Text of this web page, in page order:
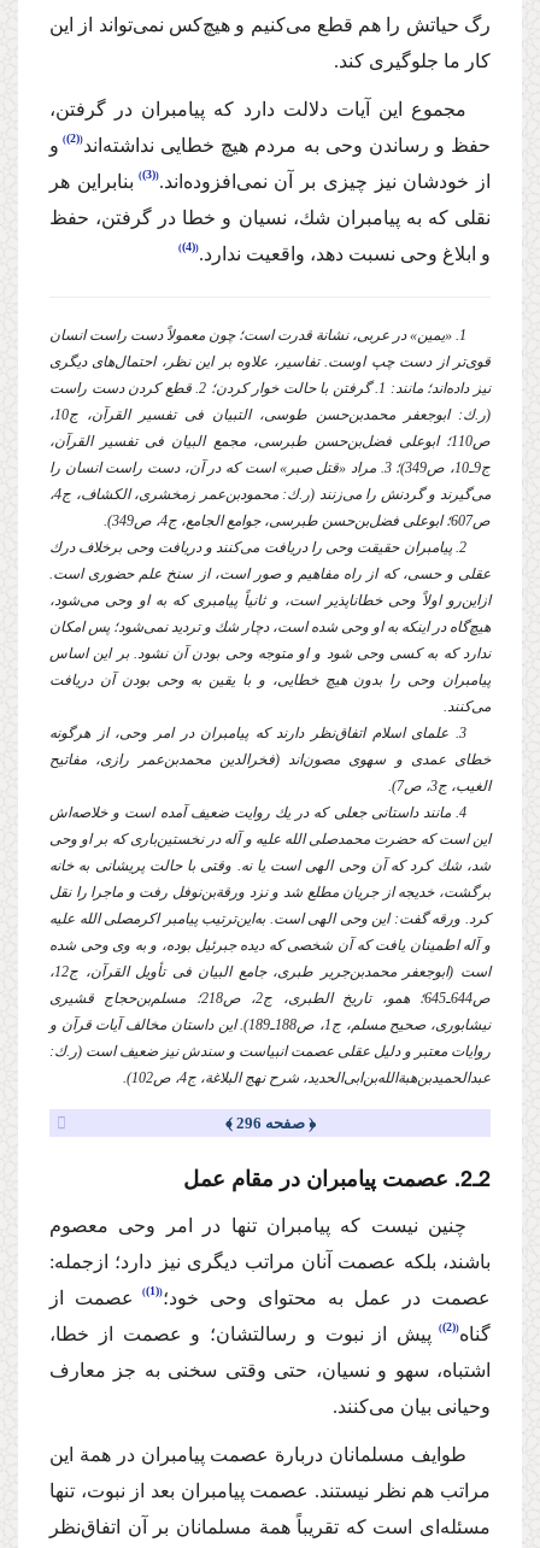
رگ حیاتش را هم قطع می‌كنیم و هیچ‌كس نمی‌تواند از این
كار ما جلوگیری كند.
مجموع این آیات دلالت دارد كه پیامبران در گرفتن،
حفظ و رساندن وحی به مردم هیچ خطایی نداشته‌اند (2)
و
از خودشان نیز چیزی بر آن نمی‌افزوده‌اند. (3)
بنابراین هر
نقلی كه به پیامبران شك، نسیان و خطا در گرفتن، حفظ
و ابلاغ وحی نسبت دهد، واقعیت ندارد. (4)
1. «یمین» در عربی، نشانة قدرت است؛ چون معمولاً دست راست انسان
قوی‌تر از دست چپ اوست. تفاسیر، علاوه بر این نظر، احتمال‌های دیگری
نیز داده‌اند؛ مانند: 1. گرفتن با حالت خوار كردن؛ 2. قطع كردن دست راست
(ر.ك: ابوجعفر محمدبن‌حسن طوسی، التبیان فی تفسیر القرآن، ج10،
ص110؛ ابوعلی فضل‌بن‌حسن طبرسی، مجمع البیان فی تفسیر القرآن،
ج9ـ10، ص349)؛ 3. مراد «قتل صبر» است كه در آن، دست راست انسان را
می‌گیرند و گردنش را می‌زنند (ر.ك: محمود‌بن‌عمر زمخشری، الكشاف، ج4،
ص607؛ ابوعلی فضل‌بن‌حسن طبرسی، جوامع الجامع، ج4، ص349).
2. پیامبران حقیقت وحی را دریافت می‌كنند و دریافت وحی برخلاف درك
عقلی و حسی، كه از راه مفاهیم و صور است‌، از سنخ علم حضوری است.
ازاین‌رو اولاً وحی خطاناپذیر است، و ثانیاً پیامبری كه به او وحی می‌شود،
هیچ‌گاه در اینكه به او وحی شده است، دچار شك و تردید نمی‌شود؛ پس امكان
ندارد كه به كسی وحی شود و او متوجه وحی بودن آن نشود. بر این اساس
پیامبران وحی را بدون هیچ خطایی، و با یقین به وحی بودن آن دریافت
می‌كنند.
3. علمای اسلام اتفاق‌نظر دارند كه پیامبران در امر وحی، از هرگونه
خطای عمدی و سهوی مصون‌اند (فخرالدین محمدبن‌عمر رازی، مفاتیح
الغیب، ج3، ص7).
4. مانند داستانی جعلی كه در یك روایت ضعیف آمده است و خلاصه‌اش
این است كه حضرت محمدصلی الله علیه و آله در نخستین‌‌باری كه بر او وحی
شد، شك كرد كه آن وحی الهی است یا نه. وقتی با حالت پریشانی به خانه
برگشت، خدیجه از جریان مطلع شد و نزد ورقة‌بن‌نوفل رفت و ماجرا را نقل
كرد. ورقه گفت: این وحی الهی است. به‌این‌ترتیب پیامبر اكرمصلی الله علیه
و آلهاطمینان یافت كه آن شخصی كه دیده جبرئیل بوده، و به وی وحی شده
است (ابوجعفر محمدبن‌جریر طبری، جامع البیان فی تأویل القرآن، ج12،
ص644ـ645؛ همو، تاریخ الطبری، ج2، ص218؛ مسلم‌بن‌حجاج قشیری
نیشابوری، صحیح مسلم، ج1، ص188ـ189). این داستان مخالف آیات قرآن و
روایات معتبر و دلیل عقلی عصمت انبیاست و سندش نیز ضعیف است (ر.ك:
عبدالحمیدبن‌هبةالله‌بن‌ابی‌الحدید، شرح نهج البلاغة، ج4، ص102).
﴿ صفحه 296 ﴾
2ـ2. عصمت پیامبران در مقام عمل
چنین نیست كه پیامبران تنها در امر وحی معصوم
باشند، بلكه عصمت آنان مراتب دیگری نیز دارد؛ ازجمله:
عصمت در عمل به محتوای وحی خود؛ (1)
عصمت از
گناه (2)
پیش از نبوت و رسالتشان؛ و عصمت از خطا،
اشتباه، سهو و نسیان، حتی وقتی سخنی به جز معارف
وحیانی بیان می‌كنند.
طوایف مسلمانان دربارة عصمت پیامبران در همة این
مراتب هم نظر نیستند. عصمت پیامبران بعد از نبوت، تنها
مسئله‌ای است كه تقریباً همة مسلمانان بر آن اتفاق‌نظر